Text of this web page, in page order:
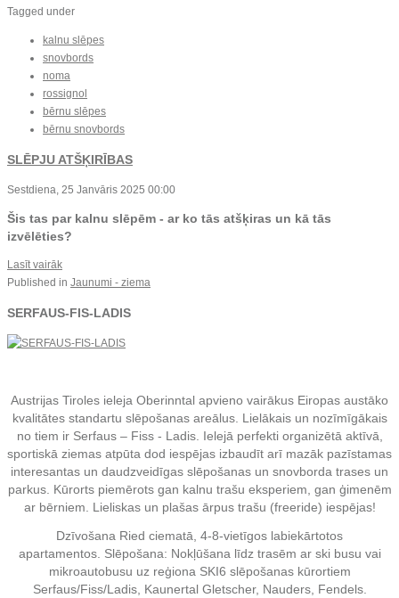
Tagged under
kalnu slēpes
snovbords
noma
rossignol
bērnu slēpes
bērnu snovbords
SLĒPJU ATŠĶIRĪBAS
Sestdiena, 25 Janvāris 2025 00:00
Šis tas par kalnu slēpēm - ar ko tās atšķiras un kā tās
izvēlēties?
Lasīt vairāk
Published in Jaunumi - ziema
SERFAUS-FIS-LADIS
Austrijas Tiroles ieleja Oberinntal apvieno vairākus Eiropas austāko
kvalitātes standartu slēpošanas areālus. Lielākais un nozīmīgākais
no tiem ir Serfaus – Fiss - Ladis. Ielejā perfekti organizētā aktīvā,
sportiskā ziemas atpūta dod iespējas izbaudīt arī mazāk pazīstamas
interesantas un daudzveidīgas slēpošanas un snovborda trases un
parkus. Kūrorts piemērots gan kalnu trašu eksperiem, gan ģimenēm
ar bērniem. Lieliskas un plašas ārpus trašu (freeride) iespējas!
Dzīvošana Ried ciematā, 4-8-vietīgos labiekārtotos
apartamentos. Slēpošana: Nokļūšana līdz trasēm ar ski busu vai
mikroautobusu uz reģiona SKI6 slēpošanas kūrortiem
Serfaus/Fiss/Ladis, Kaunertal Gletscher, Nauders, Fendels.